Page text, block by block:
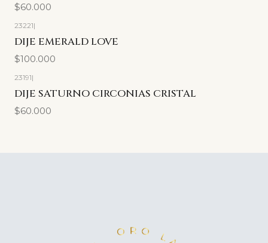
$60.000
23221|
DIJE EMERALD LOVE
$100.000
23191|
DIJE SATURNO CIRCONIAS CRISTAL
$60.000